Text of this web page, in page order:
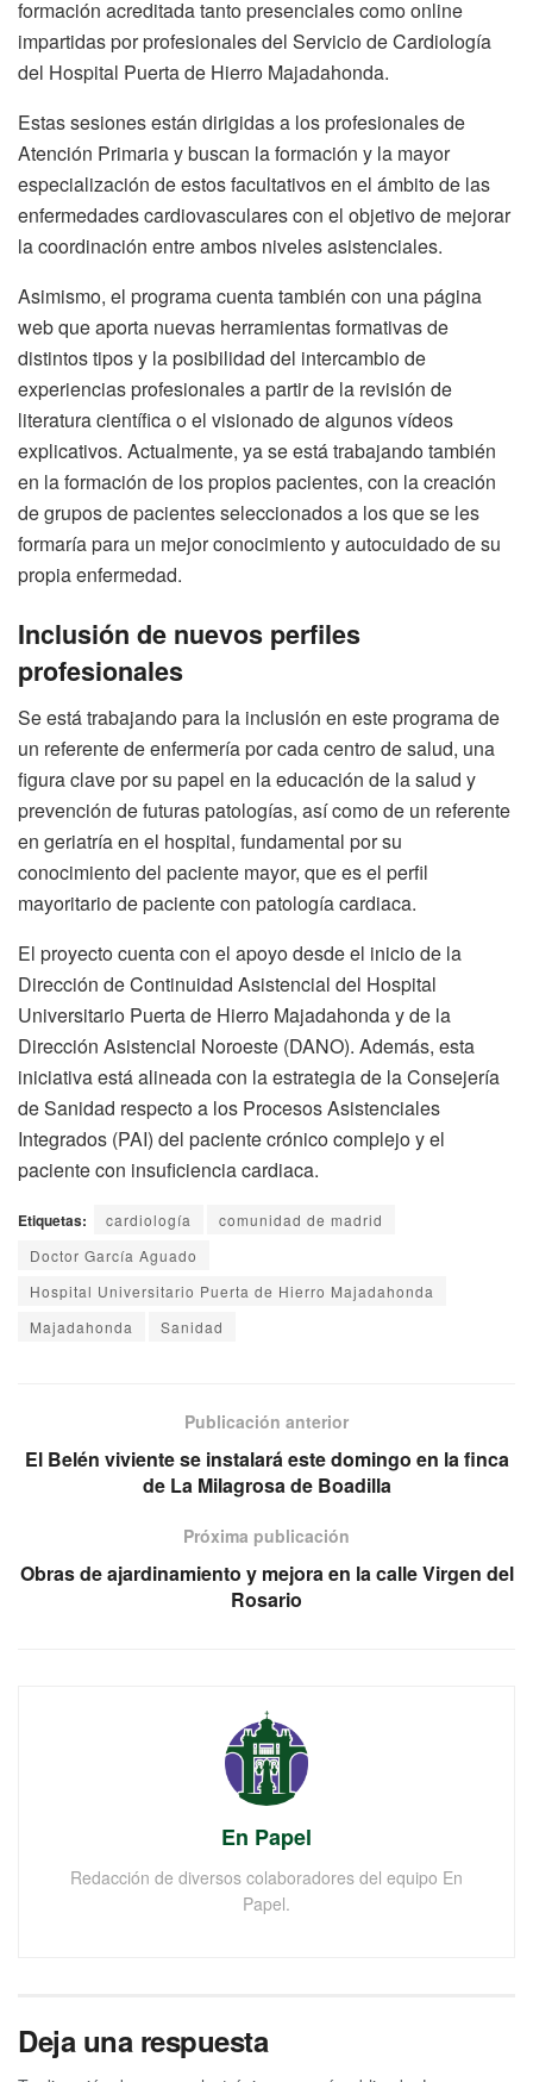
formación acreditada tanto presenciales como online
impartidas por profesionales del Servicio de Cardiología
del Hospital Puerta de Hierro Majadahonda.
Estas sesiones están dirigidas a los profesionales de
Atención Primaria y buscan la formación y la mayor
especialización de estos facultativos en el ámbito de las
enfermedades cardiovasculares con el objetivo de mejorar
la coordinación entre ambos niveles asistenciales.
Asimismo, el programa cuenta también con una página
web que aporta nuevas herramientas formativas de
distintos tipos y la posibilidad del intercambio de
experiencias profesionales a partir de la revisión de
literatura científica o el visionado de algunos vídeos
explicativos. Actualmente, ya se está trabajando también
en la formación de los propios pacientes, con la creación
de grupos de pacientes seleccionados a los que se les
formaría para un mejor conocimiento y autocuidado de su
propia enfermedad.
Inclusión de nuevos perfiles
profesionales
Se está trabajando para la inclusión en este programa de
un referente de enfermería por cada centro de salud, una
figura clave por su papel en la educación de la salud y
prevención de futuras patologías, así como de un referente
en geriatría en el hospital, fundamental por su
conocimiento del paciente mayor, que es el perfil
mayoritario de paciente con patología cardiaca.
El proyecto cuenta con el apoyo desde el inicio de la
Dirección de Continuidad Asistencial del Hospital
Universitario Puerta de Hierro Majadahonda y de la
Dirección Asistencial Noroeste (DANO). Además, esta
iniciativa está alineada con la estrategia de la Consejería
de Sanidad respecto a los Procesos Asistenciales
Integrados (PAI) del paciente crónico complejo y el
paciente con insuficiencia cardiaca.
Etiquetas: cardiología
comunidad de madrid
Doctor García Aguado
Hospital Universitario Puerta de Hierro Majadahonda
Majadahonda
Sanidad
Publicación anterior
El Belén viviente se instalará este domingo en la finca
de La Milagrosa de Boadilla
Próxima publicación
Obras de ajardinamiento y mejora en la calle Virgen del
Rosario
En Papel
Redacción de diversos colaboradores del equipo En
Papel.
Deja una respuesta